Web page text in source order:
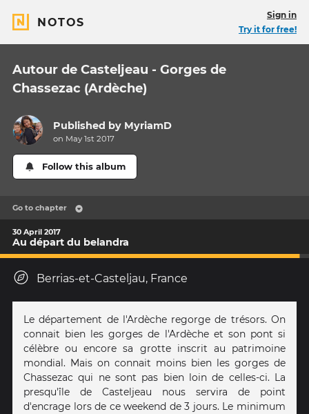
NOTOS
Sign in
Try it for free!
Autour de Casteljeau - Gorges de
Chassezac (Ardèche)
Published by MyriamD
on May 1st 2017
Follow this album
Go to chapter
30 April 2017
Au départ du belandra
Berrias-et-Casteljau, France
Le département de l'Ardèche regorge de trésors. On
connait bien les gorges de l'Ardèche et son pont si
célèbre ou encore sa grotte inscrit au patrimoine
mondial. Mais on connait moins bien les gorges de
Chassezac qui ne sont pas bien loin de celles-ci. La
presqu'île de Casteljeau nous servira de point
d'encrage lors de ce weekend de 3 jours. Le minimum